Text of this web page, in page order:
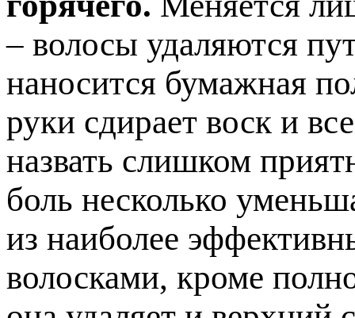
– волосы удаляются
наносится бумажная
руки сдирает воск и
назвать слишком
боль несколько
из наиболее
волосками, кроме